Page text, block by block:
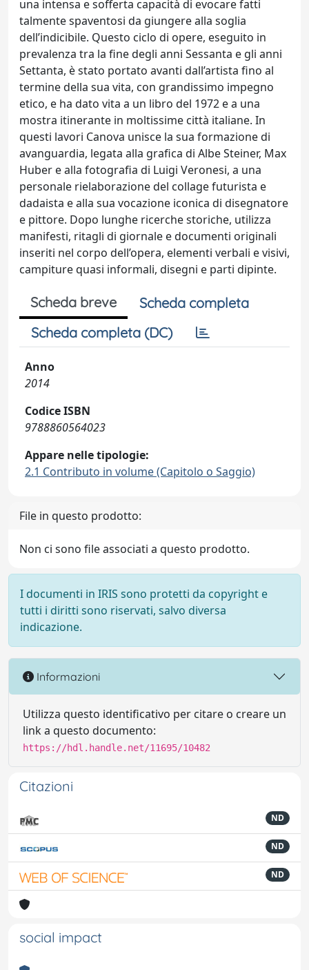
una intensa e sofferta capacità di evocare fatti
talmente spaventosi da giungere alla soglia
dell’indicibile. Questo ciclo di opere, eseguito in
prevalenza tra la fine degli anni Sessanta e gli anni
Settanta, è stato portato avanti dall’artista fino al
termine della sua vita, con grandissimo impegno
etico, e ha dato vita a un libro del 1972 e a una
mostra itinerante in moltissime città italiane. In
questi lavori Canova unisce la sua formazione di
avanguardia, legata alla grafica di Albe Steiner, Max
Huber e alla fotografia di Luigi Veronesi, a una
personale rielaborazione del collage futurista e
dadaista e alla sua vocazione iconica di disegnatore
e pittore. Dopo lunghe ricerche storiche, utilizza
manifesti, ritagli di giornale e documenti originali
inseriti nel corpo dell’opera, elementi verbali e visivi,
campiture quasi informali, disegni e parti dipinte.
Scheda breve
Scheda completa
Scheda completa (DC)
Anno
2014
Codice ISBN
9788860564023
Appare nelle tipologie:
2.1 Contributo in volume (Capitolo o Saggio)
File in questo prodotto:
Non ci sono file associati a questo prodotto.
I documenti in IRIS sono protetti da copyright e
tutti i diritti sono riservati, salvo diversa
indicazione.
Informazioni
Utilizza questo identificativo per citare o creare un
link a questo documento:
https://hdl.handle.net/11695/10482
Citazioni
ND
ND
ND
social impact